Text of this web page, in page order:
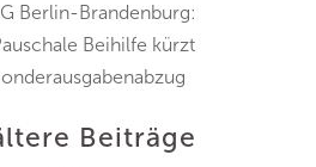
Berlin-Brandenburg:
Beihilfe kürzt
Beiträge